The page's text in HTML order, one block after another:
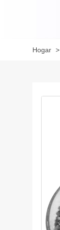
Hogar